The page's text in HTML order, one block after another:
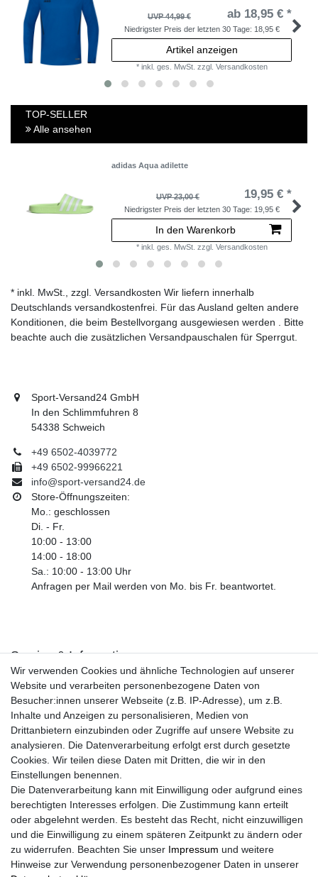
UVP 44,99 € ab 18,95 € *
Niedrigster Preis der letzten 30 Tage: 18,95 €
Artikel anzeigen
* inkl. ges. MwSt. zzgl. Versandkosten
TOP-SELLER
Alle ansehen
adidas Aqua adilette
UVP 23,00 € 19,95 € *
Niedrigster Preis der letzten 30 Tage: 19,95 €
In den Warenkorb
* inkl. ges. MwSt. zzgl. Versandkosten
* inkl. MwSt., zzgl. Versandkosten Wir liefern innerhalb
Deutschlands versandkostenfrei. Für das Ausland gelten andere
Konditionen, die beim Bestellvorgang ausgewiesen werden . Bitte
beachte auch die zusätzlichen Versandpauschalen für Sperrgut.
Sport-Versand24 GmbH
In den Schlimmfuhren 8
54338 Schweich
+49 6502-4039772
+49 6502-99966221
info@sport-versand24.de
Store-Öffnungszeiten:
Mo.: geschlossen
Di. - Fr.
10:00 - 13:00
14:00 - 18:00
Sa.: 10:00 - 13:00 Uhr
Anfragen per Mail werden von Mo. bis Fr. beantwortet.
Service & Informationen
Kontakt
Retouren
Widerrufsrecht
Widerrufs­formular
Impressum
Daten­schutz­erklärung
AGB
Größentabelle
Kataloge
Barrierefreiheitserklärung
Sicherheitsinformationen
Wir verwenden Cookies und ähnliche Technologien auf unserer
Website und verarbeiten personenbezogene Daten von
Besucher:innen unserer Webseite (z.B. IP-Adresse), um z.B.
Inhalte und Anzeigen zu personalisieren, Medien von
Drittanbietern einzubinden oder Zugriffe auf unsere Website zu
analysieren. Die Datenverarbeitung erfolgt erst durch gesetzte
Cookies. Wir teilen diese Daten mit Dritten, die wir in den
Einstellungen benennen.
Die Datenverarbeitung kann mit Einwilligung oder aufgrund eines
berechtigten Interesses erfolgen. Die Zustimmung kann erteilt
oder abgelehnt werden. Es besteht das Recht, nicht einzuwilligen
und die Einwilligung zu einem späteren Zeitpunkt zu ändern oder
zu widerrufen. Beachten Sie unser Impressum und weitere
Hinweise zur Verwendung personenbezogener Daten in unserer